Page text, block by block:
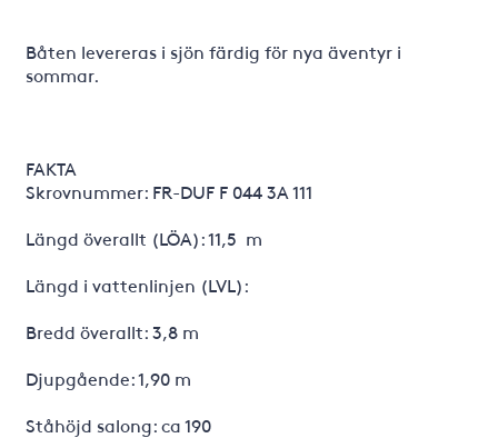
Båten levereras i sjön färdig för nya äventyr i
sommar.
FAKTA
Skrovnummer: FR-DUF F 044 3A 111
Längd överallt (LÖA): 11,5 m
Längd i vattenlinjen (LVL):
Bredd överallt: 3,8 m
Djupgående: 1,90 m
Ståhöjd salong: ca 190